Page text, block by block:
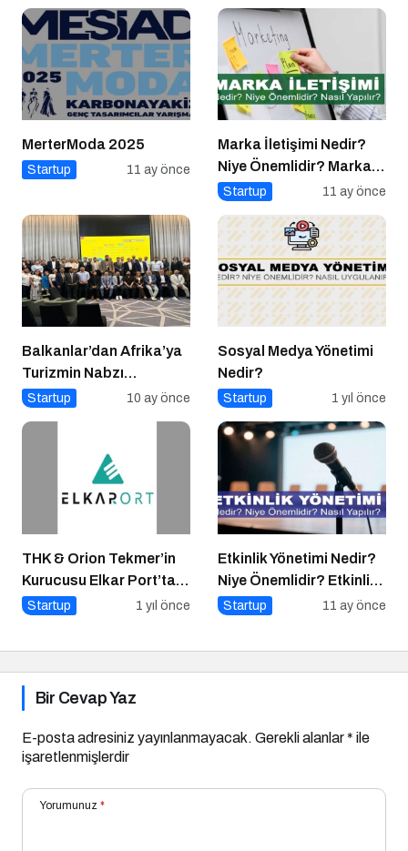
MerterModa 2025
Startup 11 ay önce
Marka İletişimi Nedir?
Niye Önemlidir? Marka
İletişimi Nasıl Yapılır?
Startup 11 ay önce
Balkanlar’dan Afrika’ya
Turizmin Nabzı
Uzakrota Dubai’de Attı
Startup 10 ay önce
Sosyal Medya Yönetimi
Nedir?
Startup 1 yıl önce
THK & Orion Tekmer’in
Kurucusu Elkar Port’tan
Savunma Sanayii
Startup 1 yıl önce
Etkinlik Yönetimi Nedir?
Niye Önemlidir? Etkinlik
Yönetimi Nasıl Yapılır?
Startup 11 ay önce
Bir Cevap Yaz
E-posta adresiniz yayınlanmayacak. Gerekli alanlar* ile
işaretlenmişlerdir
Yorumunuz *